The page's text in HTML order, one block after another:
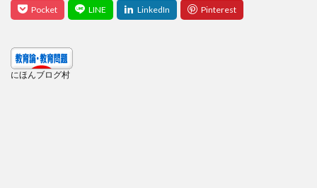
にほんブログ村